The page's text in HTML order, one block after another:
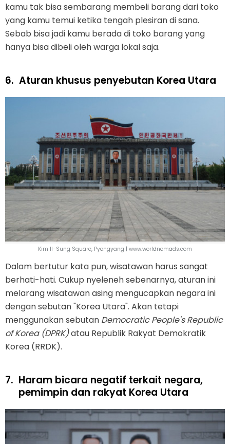
kamu tak bisa sembarang membeli barang dari toko
yang kamu temui ketika tengah plesiran di sana.
Sebab bisa jadi kamu berada di toko barang yang
hanya bisa dibeli oleh warga lokal saja.
6. Aturan khusus penyebutan Korea Utara
Kim Il-Sung Square, Pyongyang | www.worldnomads.com
Dalam bertutur kata pun, wisatawan harus sangat
berhati-hati. Cukup nyeleneh sebenarnya, aturan ini
melarang wisatawan asing mengucapkan negara ini
dengan sebutan "Korea Utara". Akan tetapi
menggunakan sebutan Democratic People's Republic
of Korea (DPRK)atau Republik Rakyat Demokratik
Korea (RRDK).
7. Haram bicara negatif terkait negara,
pemimpin dan rakyat Korea Utara